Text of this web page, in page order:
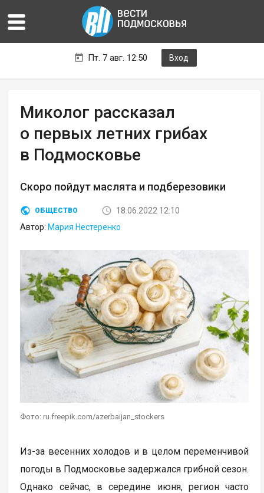
Пт. 7 авг. 12:50 Вход
Миколог рассказал
о первых летних грибах
в Подмосковье
Скоро пойдут маслята и подберезовики
ОБЩЕСТВО
18.06.2022 12:10
Автор: Мария Нестеренко
Фото: ru.freepik.com/azerbaijan_stockers
Из-за весенних холодов и в целом переменчивой
погоды в Подмосковье задержался грибной сезон.
Однако сейчас, в середине июня, регион часто